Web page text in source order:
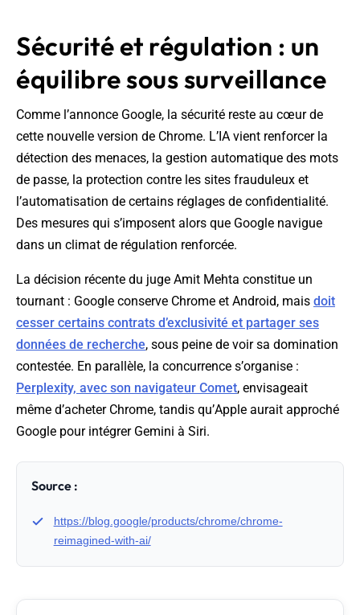
Sécurité et régulation : un
équilibre sous surveillance
Comme l’annonce Google, la sécurité reste au cœur de
cette nouvelle version de Chrome. L’IA vient renforcer la
détection des menaces, la gestion automatique des mots
de passe, la protection contre les sites frauduleux et
l’automatisation de certains réglages de confidentialité.
Des mesures qui s’imposent alors que Google navigue
dans un climat de régulation renforcée.
La décision récente du juge Amit Mehta constitue un
tournant : Google conserve Chrome et Android, mais doit
cesser certains contrats d’exclusivité et partager ses
données de recherche, sous peine de voir sa domination
contestée. En parallèle, la concurrence s’organise :
Perplexity, avec son navigateur Comet, envisageait
même d’acheter Chrome, tandis qu’Apple aurait approché
Google pour intégrer Gemini à Siri.
Source :
https://blog.google/products/chrome/chrome-
reimagined-with-ai/